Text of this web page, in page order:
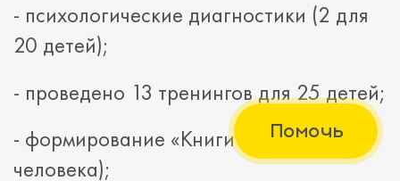
- психологические диагностики (2 для
20 детей);
- проведено 13 тренингов для 25 детей;
- формирование «Книги жизни» (22
человека);
Помочь